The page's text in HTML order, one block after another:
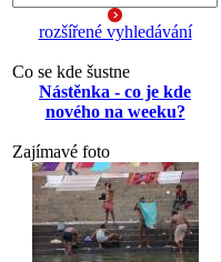
rozšířené vyhledávání
Co se kde šustne
Nástěnka - co je kde
nového na weeku?
Zajímavé foto